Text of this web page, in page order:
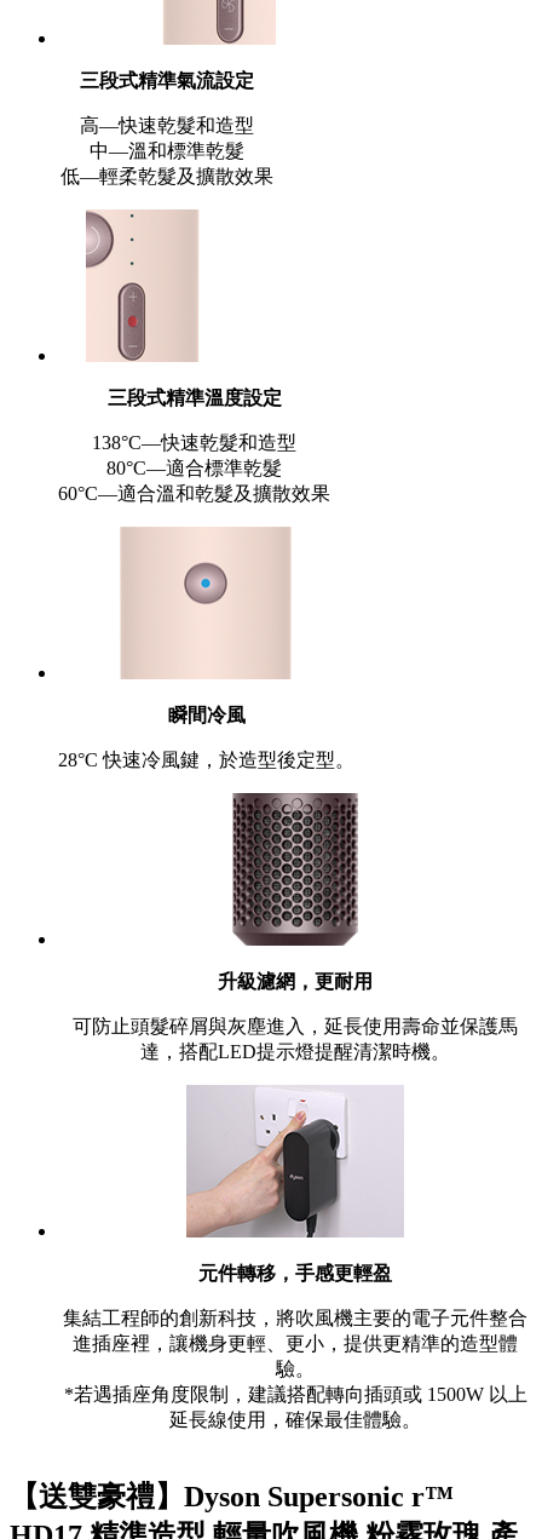
三段式精準氣流設定
高—快速乾髮和造型
中—溫和標準乾髮
低—輕柔乾髮及擴散效果
三段式精準溫度設定
138°C—快速乾髮和造型
80°C—適合標準乾髮
60°C—適合溫和乾髮及擴散效果
瞬間冷風
28°C 快速冷風鍵，於造型後定型。
升級濾網，更耐用
可防止頭髮碎屑與灰塵進入，延長使用壽命並保護馬
達，搭配LED提示燈提醒清潔時機。
元件轉移，手感更輕盈
集結工程師的創新科技，將吹風機主要的電子元件整合
進插座裡，讓機身更輕、更小，提供更精準的造型體
驗。
*若遇插座角度限制，建議搭配轉向插頭或 1500W 以上
延長線使用，確保最佳體驗。
【送雙豪禮】Dyson Supersonic r™